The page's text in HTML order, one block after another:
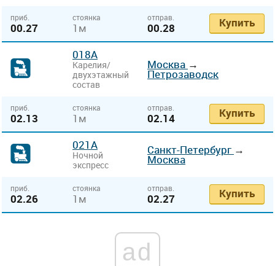
приб.
00.27
стоянка
1м
отправ.
00.28 Купить
018А
Карелия/
двухэтажный
состав
Москва →
Петрозаводск
приб.
02.13
стоянка
1м
отправ.
02.14 Купить
021А
Ночной
экспресс
Санкт-Петербург →
Москва
приб.
02.26
стоянка
1м
отправ.
02.27 Купить
ad